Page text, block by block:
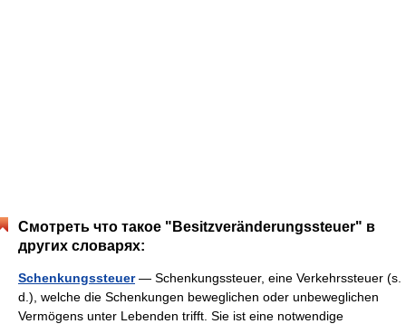
Смотреть что такое "Besitzveränderungssteuer" в
других словарях:
Schenkungssteuer— Schenkungssteuer, eine Verkehrssteuer (s.
d.), welche die Schenkungen beweglichen oder unbeweglichen
Vermögens unter Lebenden trifft. Sie ist eine notwendige